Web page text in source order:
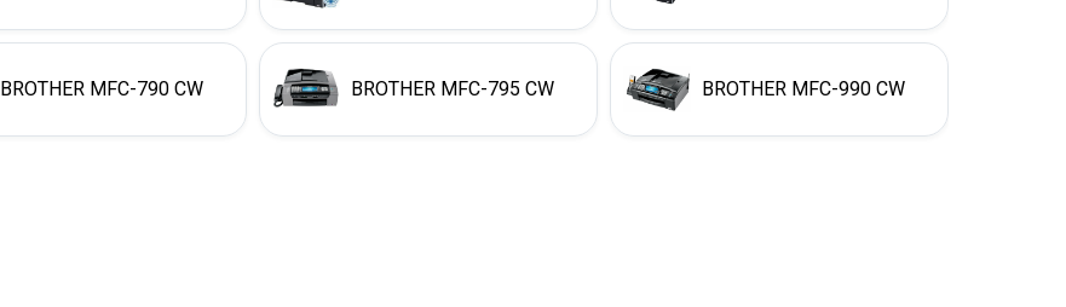
BROTHER MFC-790 CW BROTHER MFC-795 CW BROTHER MFC-990 CW